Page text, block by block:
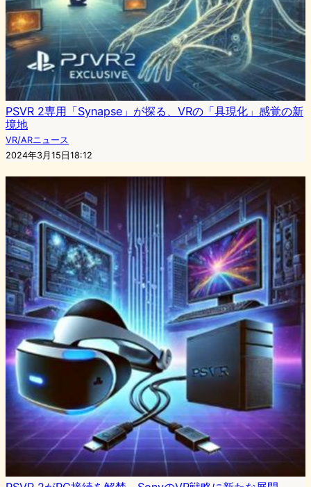
PSVR 2専用「Synapse」が探る、VRの「具現化」感覚の新
境地
VR/ARニュース
2024年3月15日18:12